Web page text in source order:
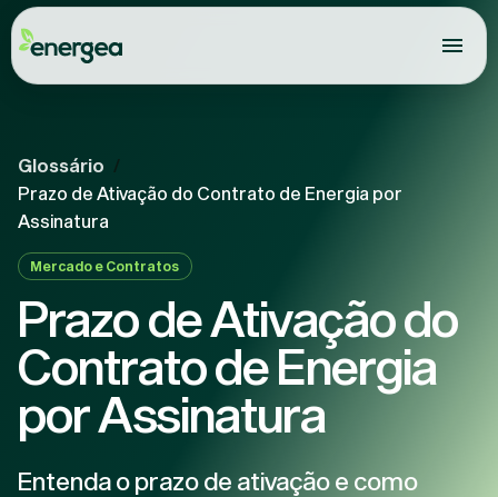
Glossário
Prazo de Ativação do Contrato de Energia por
Assinatura
Mercado e Contratos
Prazo de Ativação do
Contrato de Energia
por Assinatura
Entenda o prazo de ativação e como